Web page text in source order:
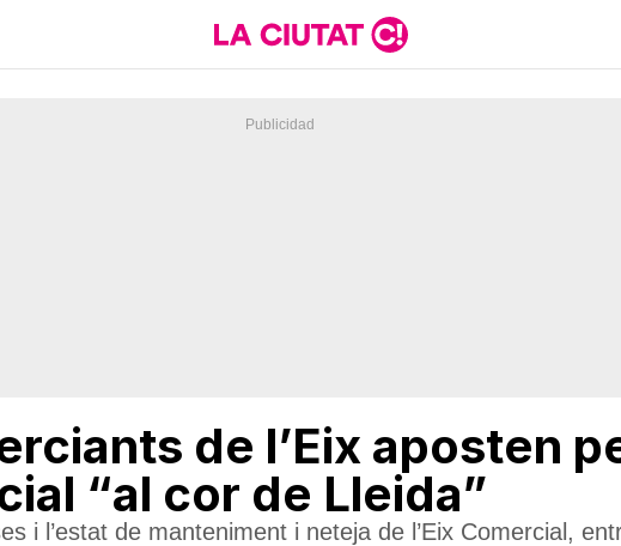
de l’Eix aposten
“al cor de Lleida”
i l’estat de manteniment i neteja de l’Eix Comercial,